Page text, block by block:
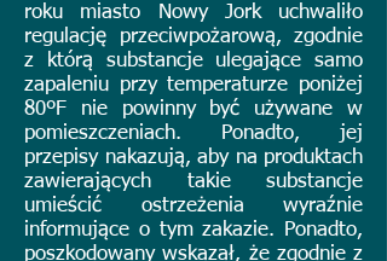
roku miasto Nowy Jork uchwaliło
regulację przeciwpożarową, zgodnie
z którą substancje ulegające samo
zapaleniu przy temperaturze poniżej
80ºF nie powinny być używane w
pomieszczeniach. Ponadto, jej
przepisy nakazują, aby na produktach
zawierających takie substancje
umieścić ostrzeżenia wyraźnie
informujące o tym zakazie. Ponadto,
poszkodowany wskazał, że zgodnie z